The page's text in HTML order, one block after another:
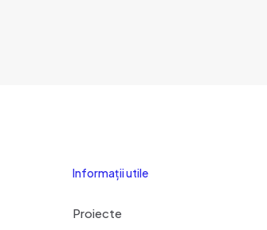
Informații utile
Proiecte